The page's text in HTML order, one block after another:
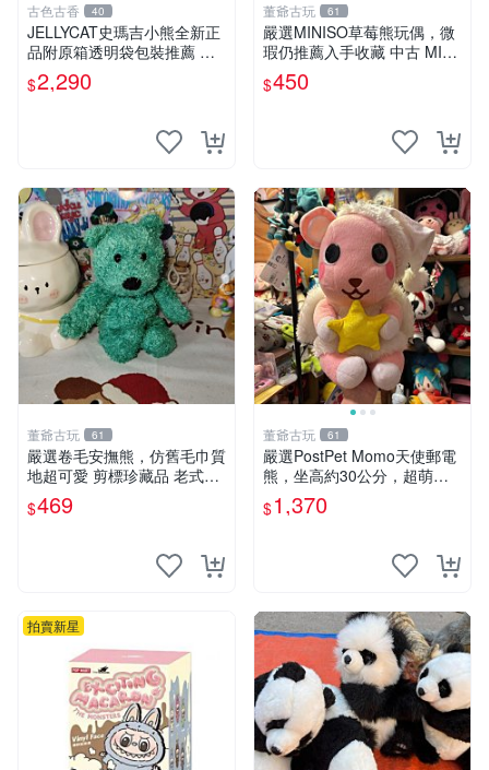
古色古香 40
JELLYCAT史瑪吉小熊全新正
品附原箱透明袋包裝推薦 透
明袋 包裝盒 史瑪吉小熊
$2,290
董爺古玩 61
嚴選MINISO草莓熊玩偶，微
瑕仍推薦入手收藏 中古 MINI
SO 草莓熊 玩具 收藏
$450
董爺古玩 61
嚴選卷毛安撫熊，仿舊毛巾質
地超可愛 剪標珍藏品 老式毛
巾質地 安撫熊 款式
$469
董爺古玩 61
嚴選PostPet Momo天使郵電
熊，坐高約30公分，超萌可
愛收藏首選 天使郵電熊 Mom
o熊 玩具
$1,370
拍賣新星